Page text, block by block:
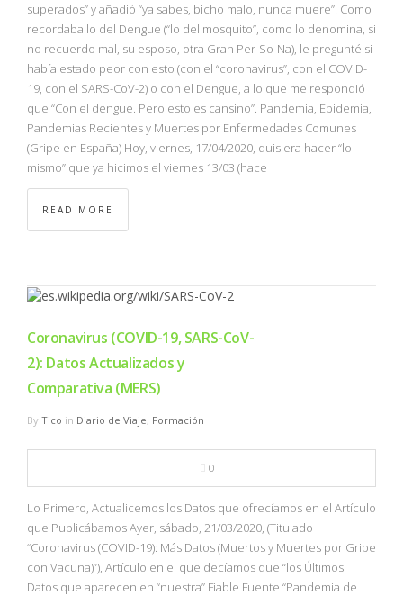
RIO 2016
superados” y añadió “ya sabes, bicho malo, nunca muere”. Como
recordaba lo del Dengue (“lo del mosquito”, como lo denomina, si
no recuerdo mal, su esposo, otra Gran Per-So-Na), le pregunté si
había estado peor con esto (con el “coronavirus”, con el COVID-
19, con el SARS-CoV-2) o con el Dengue, a lo que me respondió
que “Con el dengue. Pero esto es cansino”. Pandemia, Epidemia,
Pandemias Recientes y Muertes por Enfermedades Comunes
(Gripe en España) Hoy, viernes, 17/04/2020, quisiera hacer “lo
mismo” que ya hicimos el viernes 13/03 (hace
READ MORE
Coronavirus (COVID-19, SARS-CoV-
2): Datos Actualizados y
Comparativa (MERS)
By Tico in Diario de Viaje, Formación
0
Lo Primero, Actualicemos los Datos que ofrecíamos en el Artículo
que Publicábamos Ayer, sábado, 21/03/2020, (Titulado
“Coronavirus (COVID-19): Más Datos (Muertos y Muertes por Gripe
con Vacuna)”), Artículo en el que decíamos que “los Últimos
Datos que aparecen en “nuestra” Fiable Fuente “Pandemia de